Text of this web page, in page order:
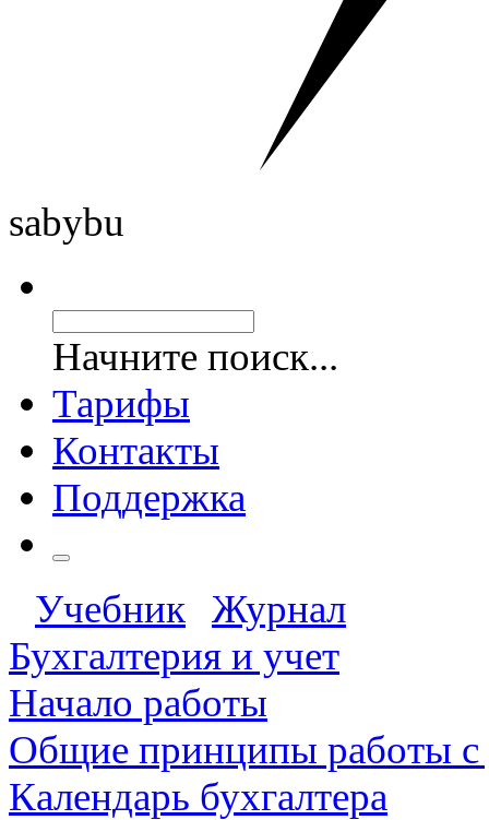
sabybu
Начните поиск...
Тарифы
Контакты
Поддержка
Учебник
Журнал
Бухгалтерия и учет
Начало работы
Общие принципы работы с
Календарь бухгалтера